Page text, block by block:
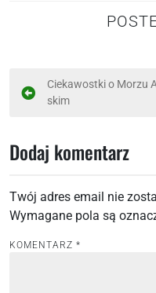
N
i
a
c
j
Ciekawostki o Morzu
skim
Dodaj komentarz
Twój adres email nie
Wymagane pola są
KOMENTARZ *